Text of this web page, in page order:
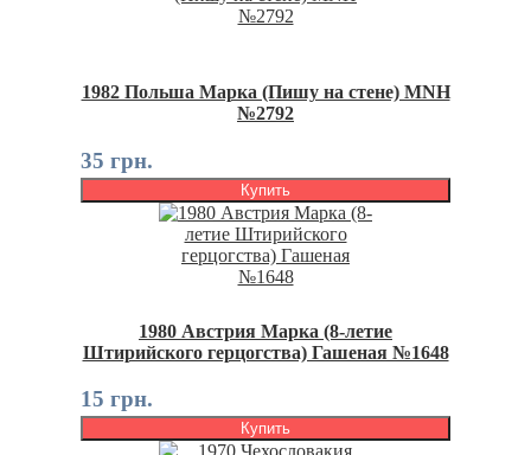
1982 Польша Марка (Пишу на стене) MNH
№2792
35 грн.
Купить
1980 Австрия Марка (8-летие
Штирийского герцогства) Гашеная №1648
15 грн.
Купить